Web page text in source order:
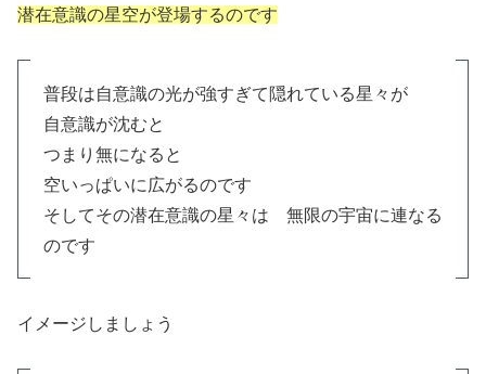
潜在意識の星空が登場するのです
普段は自意識の光が強すぎて隠れている星々が
自意識が沈むと
つまり無になると
空いっぱいに広がるのです
そしてその潜在意識の星々は 無限の宇宙に連なる
のです
イメージしましょう